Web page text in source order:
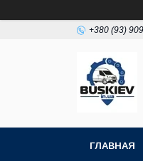
+380 (93)
ГЛАВНАЯ